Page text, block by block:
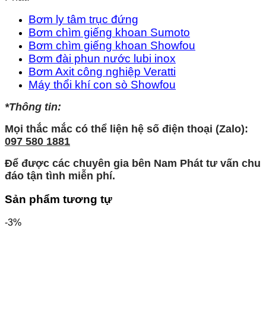
Bơm ly tâm trục đứng
Bơm chìm giếng khoan Sumoto
Bơm chìm giếng khoan Showfou
Bơm đài phun nước lubi inox
Bơm Axit công nghiệp Veratti
Máy thổi khí con sò Showfou
*Thông tin:
Mọi thắc mắc có thể liện hệ số điện thoại (Zalo):
097 580 1881
Để được các chuyên gia bên Nam Phát tư vấn chu
đáo tận tình miễn phí.
Sản phẩm tương tự
-3%